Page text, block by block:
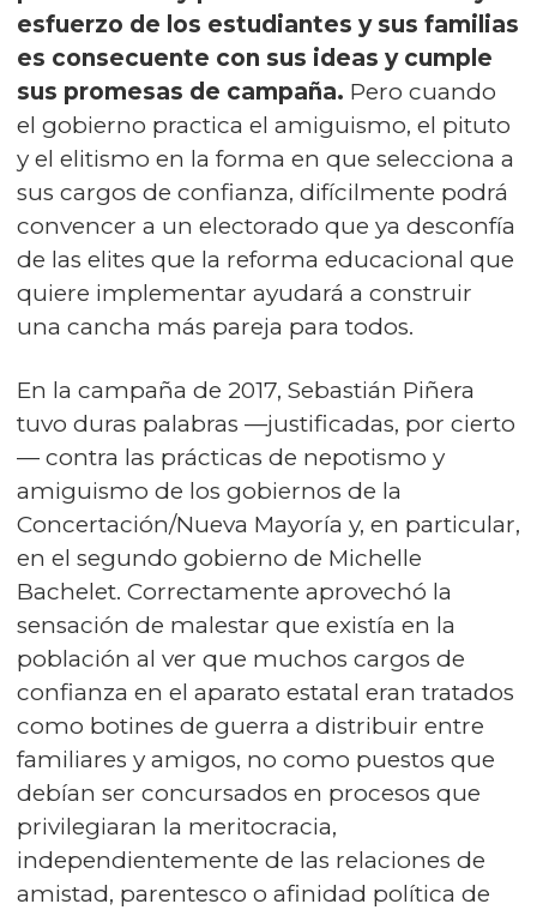
esfuerzo de los estudiantes y sus familias
es consecuente con sus ideas y cumple
sus promesas de campaña. Pero cuando
el gobierno practica el amiguismo, el pituto
y el elitismo en la forma en que selecciona a
sus cargos de confianza, difícilmente podrá
convencer a un electorado que ya desconfía
de las elites que la reforma educacional que
quiere implementar ayudará a construir
una cancha más pareja para todos.
En la campaña de 2017, Sebastián Piñera
tuvo duras palabras —justificadas, por cierto
— contra las prácticas de nepotismo y
amiguismo de los gobiernos de la
Concertación/Nueva Mayoría y, en particular,
en el segundo gobierno de Michelle
Bachelet. Correctamente aprovechó la
sensación de malestar que existía en la
población al ver que muchos cargos de
confianza en el aparato estatal eran tratados
como botines de guerra a distribuir entre
familiares y amigos, no como puestos que
debían ser concursados en procesos que
privilegiaran la meritocracia,
independientemente de las relaciones de
amistad, parentesco o afinidad política de